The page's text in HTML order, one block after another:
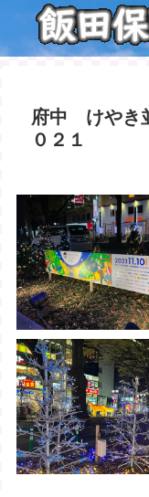
府中 けやき
０２１